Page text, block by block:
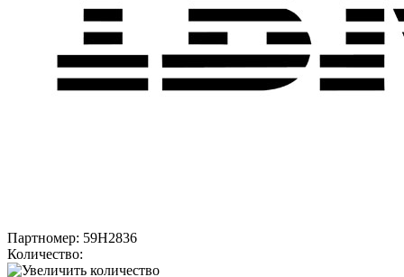
Партномер: 59H2836
Количество: